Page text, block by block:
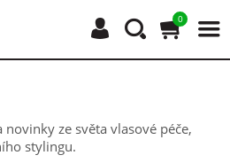
0
ze světa vlasové péče,
stylingu.